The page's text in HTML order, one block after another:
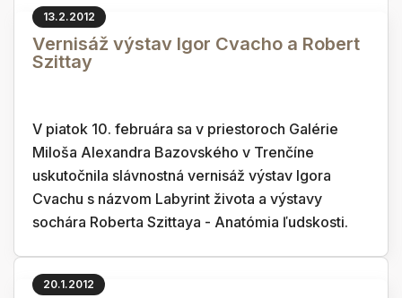
13.2.2012
Vernisáž výstav Igor Cvacho a Robert
Szittay
V piatok 10. februára sa v priestoroch Galérie
Miloša Alexandra Bazovského v Trenčíne
uskutočnila slávnostná vernisáž výstav Igora
Cvachu s názvom Labyrint života a výstavy
sochára Roberta Szittaya - Anatómia ľudskosti.
20.1.2012